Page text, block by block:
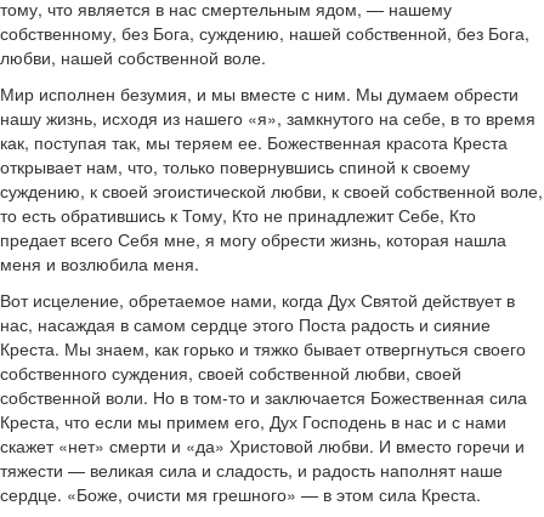
тому, что является в нас смертельным ядом, — нашему
собственному, без Бога, суждению, нашей собственной, без Бога,
любви, нашей собственной воле.
Мир исполнен безумия, и мы вместе с ним. Мы думаем обрести
нашу жизнь, исходя из нашего «я», замкнутого на себе, в то время
как, поступая так, мы теряем ее. Божественная красота Креста
открывает нам, что, только повернувшись спиной к своему
суждению, к своей эгоистической любви, к своей собственной воле,
то есть обратившись к Тому, Кто не принадлежит Себе, Кто
предает всего Себя мне, я могу обрести жизнь, которая нашла
меня и возлюбила меня.
Вот исцеление, обретаемое нами, когда Дух Святой действует в
нас, насаждая в самом сердце этого Поста радость и сияние
Креста. Мы знаем, как горько и тяжко бывает отвергнуться своего
собственного суждения, своей собственной любви, своей
собственной воли. Но в том-то и заключается Божественная сила
Креста, что если мы примем его, Дух Господень в нас и с нами
скажет «нет» смерти и «да» Христовой любви. И вместо горечи и
тяжести — великая сила и сладость, и радость наполнят наше
сердце. «Боже, очисти мя грешного» — в этом сила Креста.